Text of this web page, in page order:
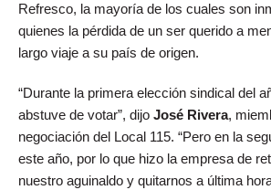
Refresco, la mayoría de los cuales son
quienes la pérdida de un ser querido a
largo viaje a su país de origen.
“Durante la primera elección sindical del
abstuve de votar”, dijo José Rivera,
negociación del Local 115. “Pero en la
este año, por lo que hizo la empresa de
nuestro aguinaldo y quitarnos a última